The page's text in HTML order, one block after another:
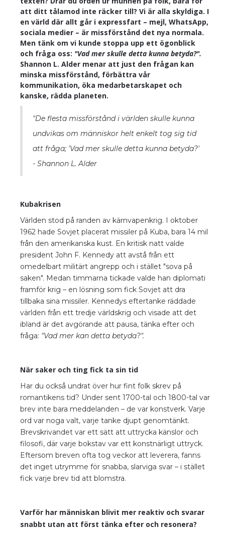
att ditt tålamod inte räcker till? Vi är alla skyldiga. I
en värld där allt går i expressfart – mejl, WhatsApp,
sociala medier – är missförstånd det nya normala.
Men tänk om vi kunde stoppa upp ett ögonblick
och fråga oss: "Vad mer skulle detta kunna betyda?".
Shannon L. Alder menar att just den frågan kan
minska missförstånd, förbättra vår
kommunikation, öka medarbetarskapet och
kanske, rädda planeten.
"De flesta missförstånd i världen skulle kunna
undvikas om människor helt enkelt tog sig tid
att fråga; 'Vad mer skulle detta kunna betyda?'
- Shannon L. Alder
Kubakrisen
Världen stod på randen av kärnvapenkrig. I oktober
1962 hade Sovjet placerat missiler på Kuba, bara 14 mil
från den amerikanska kust. En kritisk natt valde
president John F. Kennedy att avstå från ett
omedelbart militärt angrepp och i stället "sova på
saken". Medan timmarna tickade valde han diplomati
framför krig – en lösning som fick Sovjet att dra
tillbaka sina missiler. Kennedys eftertanke räddade
världen från ett tredje världskrig och visade att det
ibland är det avgörande att pausa, tänka efter och
fråga: "Vad mer kan detta betyda?".
När saker och ting fick ta sin tid
Har du också undrat över hur fint folk skrev på
romantikens tid? Under sent 1700-tal och 1800-tal var
brev inte bara meddelanden – de var konstverk. Varje
ord var noga valt, varje tanke djupt genomtänkt.
Brevskrivandet var ett sätt att uttrycka känslor och
filosofi, där varje bokstav var ett konstnärligt uttryck.
Eftersom breven ofta tog veckor att leverera, fanns
det inget utrymme för snabba, slarviga svar – i stället
fick varje brev tid att blomstra.
Varför har människan blivit mer reaktiv och svarar
snabbt utan att först tänka efter och resonera?